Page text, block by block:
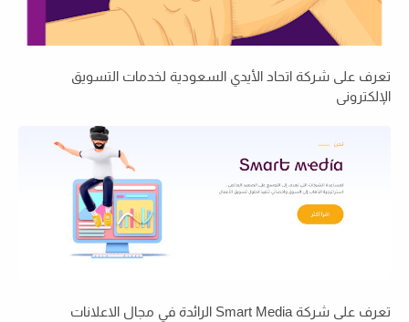
تعرف على شركة اتحاد الأيدي السعودية لخدمات التسويق
الإلكتروني
تعرف على شركة Smart Media الرائدة في مجال الاعلانات